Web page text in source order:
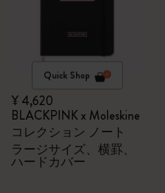
Quick Shop
¥ 4,620
BLACKPINK x Moleskine
コレクション ノート
ラージサイズ、横罫、
ハードカバー